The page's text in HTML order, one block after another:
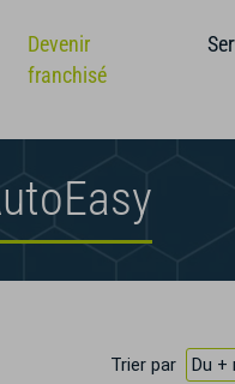
Devenir
franchisé
Trier par